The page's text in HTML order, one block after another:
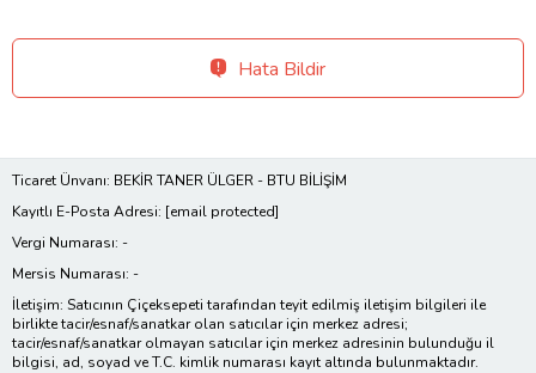
Hata Bildir
Ticaret Ünvanı: BEKİR TANER ÜLGER - BTU BİLİŞİM
Kayıtlı E-Posta Adresi: [email protected]
Vergi Numarası: -
Mersis Numarası: -
İletişim: Satıcının Çiçeksepeti tarafından teyit edilmiş iletişim bilgileri ile
birlikte tacir/esnaf/sanatkar olan satıcılar için merkez adresi;
tacir/esnaf/sanatkar olmayan satıcılar için merkez adresinin bulunduğu il
bilgisi, ad, soyad ve T.C. kimlik numarası kayıt altında bulunmaktadır.